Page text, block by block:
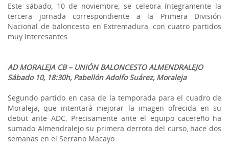
Este sábado, 10 de noviembre, se celebra íntegramente la
tercera jornada correspondiente a la Primera División
Nacional de baloncesto en Extremadura, con cuatro partidos
muy interesantes.
AD MORALEJA CB – UNIÓN BALONCESTO ALMENDRALEJO
Sábado 10, 18:30h, Pabellón Adolfo Suárez, Moraleja
Segundo partido en casa de la temporada para el cuadro de
Moraleja, que intentará mejorar la imagen ofrecida en su
debut ante ADC. Precisamente ante el equipo cacereño ha
sumado Almendralejo su primera derrota del curso, hace dos
semanas en el Serrano Macayo.